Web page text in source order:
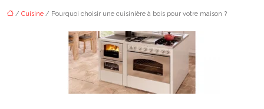
/ Cuisine / Pourquoi choisir une cuisinière à bois pour votre maison ?